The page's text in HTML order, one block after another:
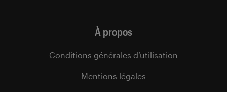
À propos
Conditions générales d’utilisation
Mentions légales